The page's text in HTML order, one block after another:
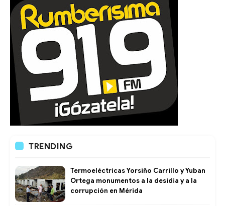
TRENDING
Termoeléctricas Yorsiño Carrillo y Yuban
Ortega monumentos a la desidia y a la
corrupción en Mérida